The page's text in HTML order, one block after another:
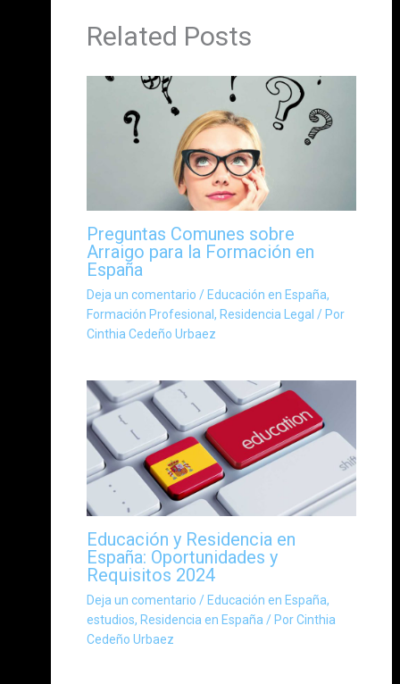
Related Posts
Preguntas Comunes sobre
Arraigo para la Formación en
España
Deja un comentario / Educación en España,
Formación Profesional, Residencia Legal / Por
Cinthia Cedeño Urbaez
Educación y Residencia en
España: Oportunidades y
Requisitos 2024
Deja un comentario /Educación en España,
estudios, Residencia en España / PorCinthia
Cedeño Urbaez